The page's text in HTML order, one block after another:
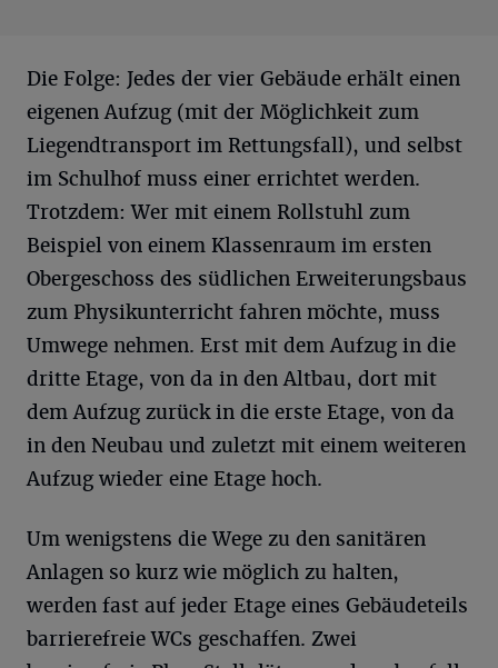
Die Folge: Jedes der vier Gebäude erhält einen
eigenen Aufzug (mit der Möglichkeit zum
Liegendtransport im Rettungsfall), und selbst
im Schulhof muss einer errichtet werden.
Trotzdem: Wer mit einem Rollstuhl zum
Beispiel von einem Klassenraum im ersten
Obergeschoss des südlichen Erweiterungsbaus
zum Physikunterricht fahren möchte, muss
Umwege nehmen. Erst mit dem Aufzug in die
dritte Etage, von da in den Altbau, dort mit
dem Aufzug zurück in die erste Etage, von da
in den Neubau und zuletzt mit einem weiteren
Aufzug wieder eine Etage hoch.
Um wenigstens die Wege zu den sanitären
Anlagen so kurz wie möglich zu halten,
werden fast auf jeder Etage eines Gebäudeteils
barrierefreie WCs geschaffen. Zwei